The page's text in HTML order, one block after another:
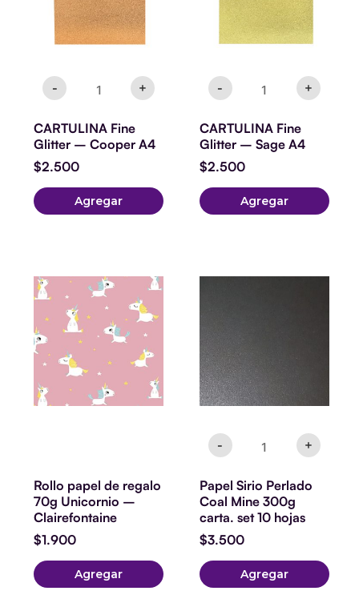
-
cantidad
+
CARTULINA Fine
Glitter – Cooper A4
$2.500
Agregar
-
cantidad
+
CARTULINA Fine
Glitter – Sage A4
$2.500
Agregar
Rollo papel de regalo
70g Unicornio –
Clairefontaine
$1.900
Agregar
-
Papel
300g
carta.
set
10
hojas
+
Papel Sirio Perlado
Coal Mine 300g
carta. set 10 hojas
$3.500
Agregar